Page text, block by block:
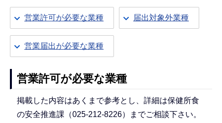
営業許可が必要な業種 届出対象外業種
営業届出が必要な業種
営業許可が必要な業種
掲載した内容はあくまで参考とし、詳細は保健所食
の安全推進課（025-212-8226）までご相談下さい。